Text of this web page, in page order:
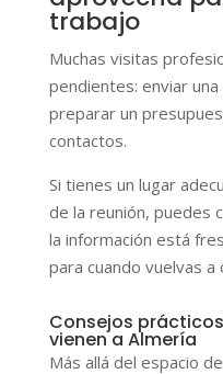
trabajo
Muchas visitas
pendientes: enviar
preparar un
contactos.
Si tienes un lugar
de la reunión, puedes
la información está
para cuando vuelvas a
Consejos
vienen a Almería
Más allá del espacio